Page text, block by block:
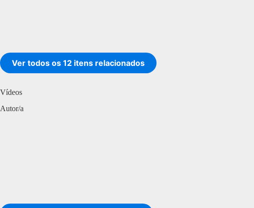
Ver todos os 12 itens relacionados
Vídeos
Autor/a